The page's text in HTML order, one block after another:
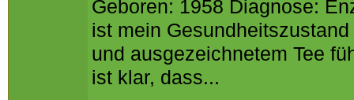
Geboren: 1958 Diagnose:
ist mein
und ausgezeichnetem Tee
ist klar, dass...